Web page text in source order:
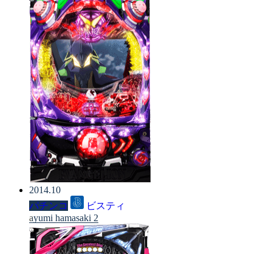
2014.10
パチンコ
ビスティ
ayumi hamasaki 2